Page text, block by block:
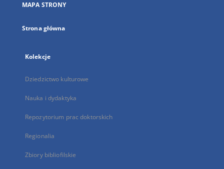
karcie
MAPA STRONY
Strona główna
Kolekcje
Dziedzictwo kulturowe
Nauka i dydaktyka
Repozytorium prac doktorskich
Regionalia
Zbiory bibliofilskie